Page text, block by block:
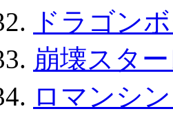
ドラゴン
崩壊スタ
ロマンシ